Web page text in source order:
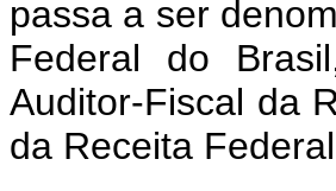
passa a ser
Federal do
Auditor-Fiscal da
da Receita